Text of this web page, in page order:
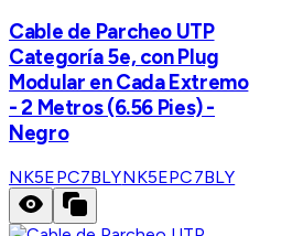
Cable de Parcheo UTP
Categoría 5e, con Plug
Modular en Cada Extremo
- 2 Metros (6.56 Pies) -
Negro
NK5EPC7BLYNK5EPC7BLY